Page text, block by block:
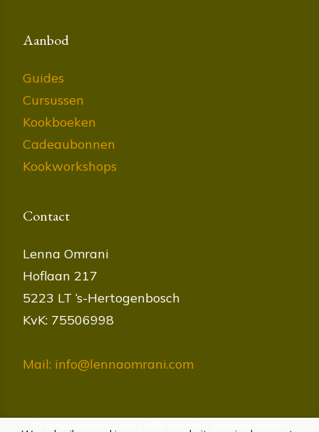
Aanbod
Guides
Cursussen
Kookboeken
Cadeaubonnen
Kookworkshops
Contact
Lenna Omrani
Hoflaan 217
5223 LT ‘s-Hertogenbosch
KvK: 75506998
Mail: info@lennaomrani.com